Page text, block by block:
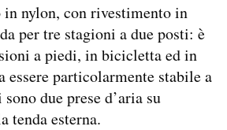
nylon, con rivestimento in
per tre stagioni a due posti: è
a piedi, in bicicletta ed in
essere particolarmente stabile a
due prese d’aria su
tenda esterna.